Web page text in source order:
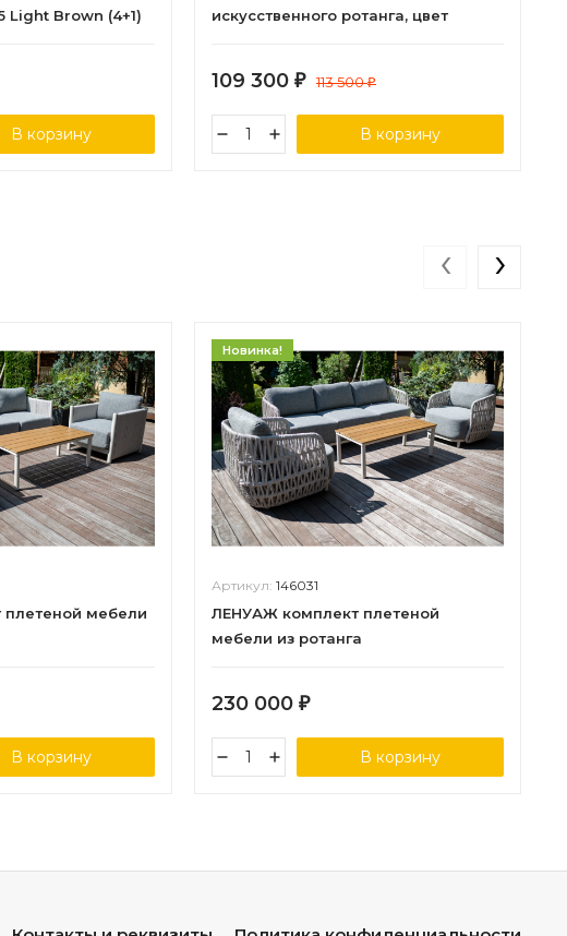
Light Brown (4+1)
В корзину
искусственного ротанга, цвет
109 300 ₽ 113 500₽
В корзину
мебели
В корзину
Новинка!
Артикул: 146031
ЛЕНУАЖ комплект плетеной
мебели из ротанга
230 000 ₽
В корзину
‹ ›